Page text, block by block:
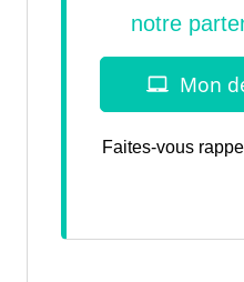
Faites-vous